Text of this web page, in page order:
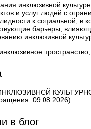
инклюзивной
и услуг людей с
к социальной, в
барьеры,
инклюзивной
09.08.2026).
в блог